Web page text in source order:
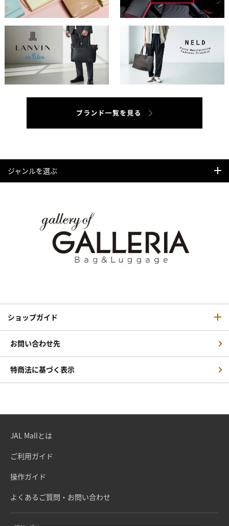
ジャンルを選ぶ
ショップガイド
お問い合わせ先
特商法に基づく表示
JAL Mallとは
ご利用ガイド
操作ガイド
よくあるご質問・お問い合わせ